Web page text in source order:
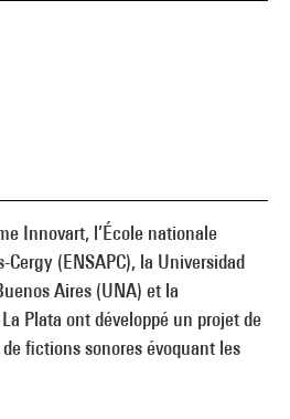
Innovart, l’École nationale
Cergy (ENSAPC), la Universidad
Aires (UNA) et la
Plata ont développé un projet de
fictions sonores évoquant les